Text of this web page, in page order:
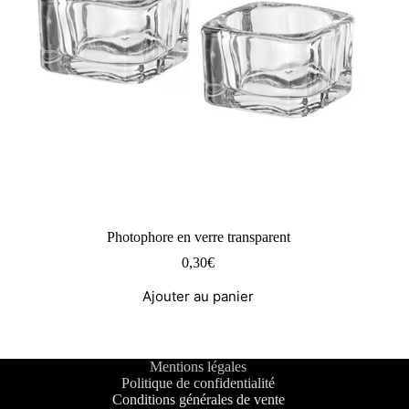
Photophore en verre transparent
0,30€
Ajouter au panier
Mentions légales
Politique de confidentialité
Conditions générales de vente